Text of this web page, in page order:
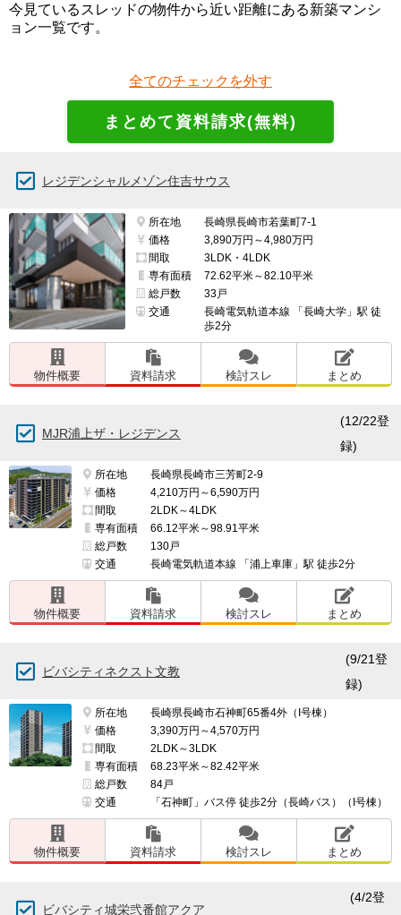
今見ているスレッドの物件から近い距離にある新築マンシ
ョン一覧です。
全てのチェックを外す
レジデンシャルメゾン住吉サウス
所在地
長崎県長崎市若葉町7-1
価格
3,890万円～4,980万円
間取
3LDK・4LDK
専有面積
72.62平米～82.10平米
総戸数
33戸
交通
長崎電気軌道本線 「長崎大学」駅 徒
歩2分
物件概要 資料請求 検討スレ まとめ
MJR浦上ザ・レジデンス
(12/22登
録)
所在地
長崎県長崎市三芳町2-9
価格
4,210万円～6,590万円
間取
2LDK～4LDK
専有面積
66.12平米～98.91平米
総戸数
130戸
交通
長崎電気軌道本線 「浦上車庫」駅 徒歩2分
物件概要 資料請求 検討スレ まとめ
ビバシティネクスト文教
(9/21登
録)
所在地
長崎県長崎市石神町65番4外（I号棟）
価格
3,390万円～4,570万円
間取
2LDK～3LDK
専有面積
68.23平米～82.42平米
総戸数
84戸
交通
「石神町」バス停 徒歩2分（長崎バス）（I号棟）
物件概要 資料請求 検討スレ まとめ
ビバシティ城栄弐番館アクア
(4/2登